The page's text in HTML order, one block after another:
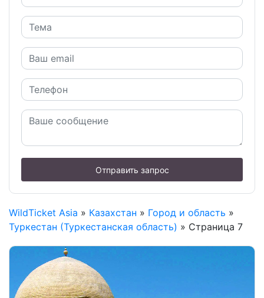
Отправить запрос
WildTicket Asia » Казахстан » Город и область »
Туркестан (Туркестанская область) » Страница 7